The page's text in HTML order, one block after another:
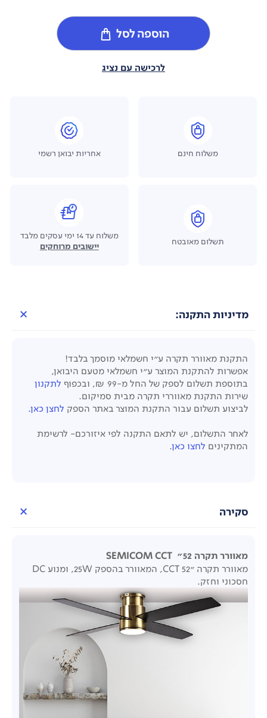
הוספה לסל
לרכישה עם נציג
משלוח חינם אחריות יבואן רשמי
תשלום מאובטח
משלוח עד 14 ימי עסקים מלבד
יישובים מרוחקים
מדיניות התקנה:
התקנת מאוורר תקרה ע"י חשמלאי מוסמך בלבד!
אפשרות להתקנת המוצר ע"י חשמלאי מטעם היבואן,
בתוספת תשלום לספק של החל מ-99 ₪, ובכפוף
לתקנון
שירות התקנת מאווררי תקרה מבית סמיקום.
לביצוע תשלום עבור התקנת המוצר באתר הספקלחצן כאן.
לאחר התשלום, יש לתאם התקנה לפי איזורכם- לרשימת
המתקיניםלחצו כאן.
סקירה
מאוורר תקרה 52" SEMICOM CCT
מאוורר תקרה "52 CCT, המאוורר בהספק 25W, ומנוע DC
חסכוני וחזק.